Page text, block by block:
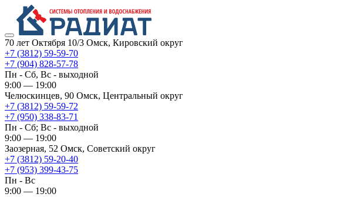
70 лет Октября 10/3 Омск, Кировский округ
+7 (3812) 59-59-70
+7 (904) 828-57-78
Пн - Сб, Вс - выходной
9:00 — 19:00
Челюскинцев, 90 Омск, ​Центральный округ
+7 (3812) 59-59-72
+7 (950) 338-83-71
Пн - Сб; Вс - выходной
9:00 — 19:00
Заозерная, 52 Омск, ​Советский округ
+7 (3812) 59-20-40
+7 (953) 399-43-75
Пн - Вс
9:00 — 19:00